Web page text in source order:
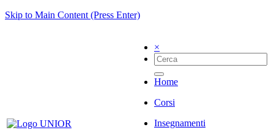
Skip to Main Content (Press Enter)
×
Home
Corsi
Insegnamenti